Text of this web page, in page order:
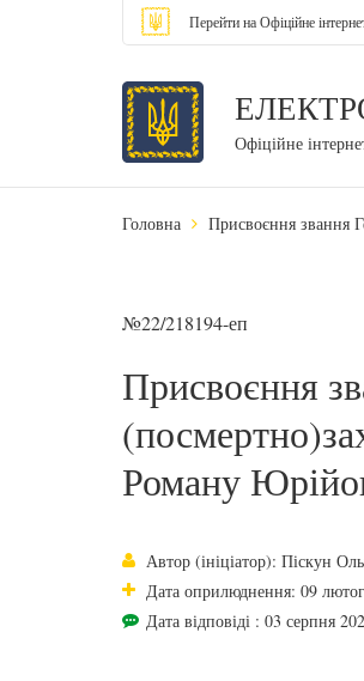
Перейти на Офіційне
Офіційне
Головна Присвоєння звання
№22/218194-еп
Присвоєння
Роману
Автор (ініціатор): Піскун
Дата оприлюднення: 09
Дата відповіді : 03 серпня